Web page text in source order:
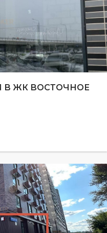
ЖК ВОСТОЧНОЕ